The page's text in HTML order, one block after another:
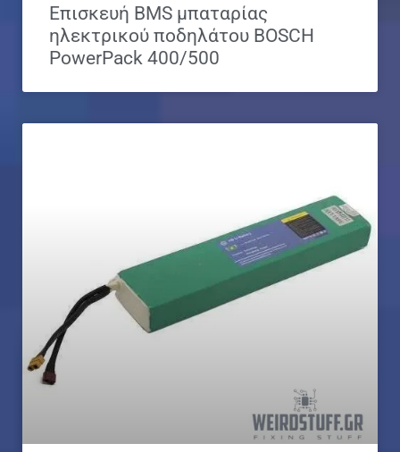
Επισκευή BMS μπαταρίας
ηλεκτρικού ποδηλάτου BOSCH
PowerPack 400/500